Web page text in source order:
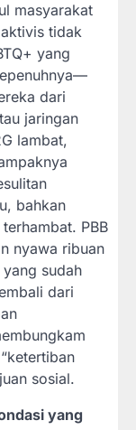
masyarakat
tidak
yang
dari
jaringan
lambat,
bahkan
PBB
nyawa ribuan
sudah
dari
sosial.
yang